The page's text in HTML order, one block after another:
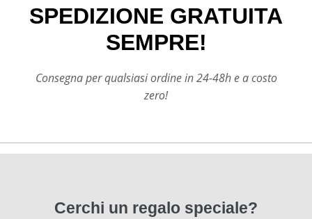
SPEDIZIONE GRATUITA
SEMPRE!
Consegna per qualsiasi ordine in 24-48h e a costo
zero!
Cerchi un regalo speciale?